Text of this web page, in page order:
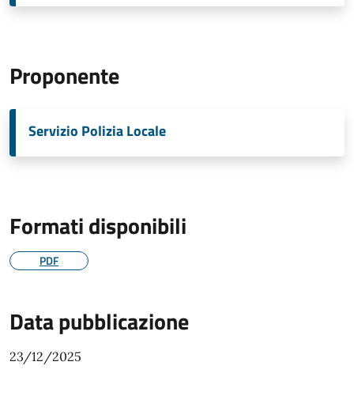
Proponente
Servizio Polizia Locale
Formati disponibili
PDF
Data pubblicazione
23/12/2025